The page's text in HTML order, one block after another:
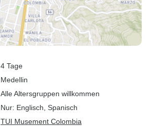
4 Tage
Medellin
Alle Altersgruppen willkommen
Nur: Englisch, Spanisch
TUI Musement Colombia